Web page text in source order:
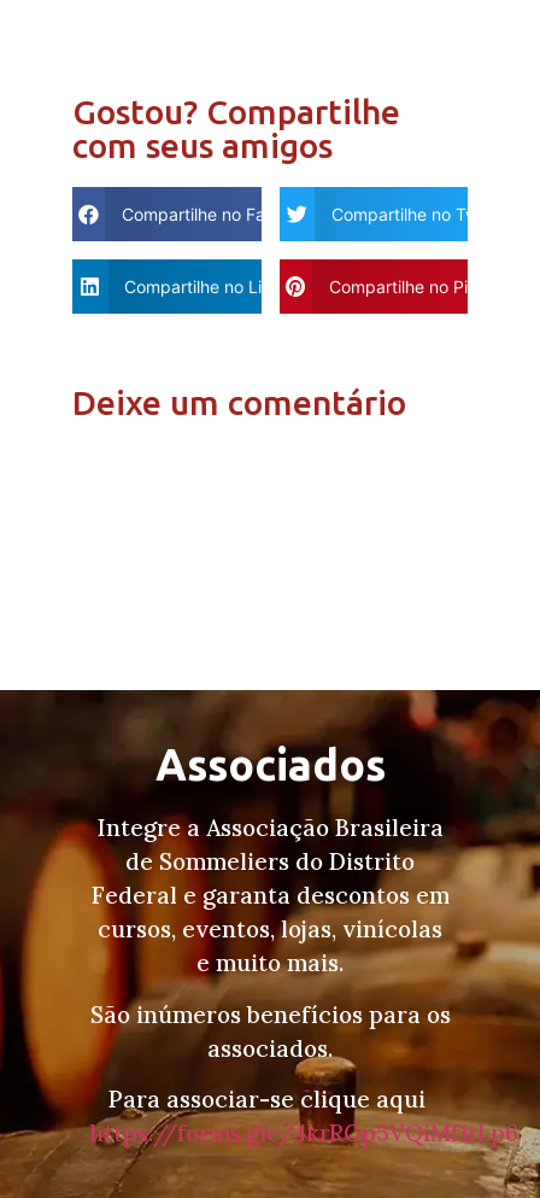
Gostou? Compartilhe
com seus amigos
Compartilhe no Facebook Compartilhe no Twitter
Compartilhe no Linkdin Compartilhe no Pinterest
Deixe um comentário
Associados
Integre a Associação Brasileira
de Sommeliers do Distrito
Federal e garanta descontos em
cursos, eventos, lojas, vinícolas
e muito mais.
São inúmeros benefícios para os
associados.
Para associar-se clique aqui
https://forms.gle/4krRGp5VQiMf1rLp6